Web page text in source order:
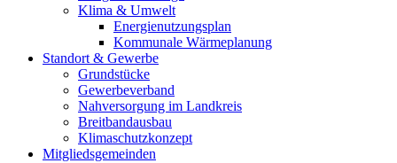
Klima & Umwelt
Energienutzungsplan
Kommunale Wärmeplanung
Standort & Gewerbe
Grundstücke
Gewerbeverband
Nahversorgung im Landkreis
Breitbandausbau
Klimaschutzkonzept
Mitgliedsgemeinden